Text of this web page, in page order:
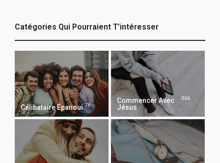
Catégories Qui Pourraient T’intéresser
Célibataire Épanoui 78
Commencer Avec
Jésus
366